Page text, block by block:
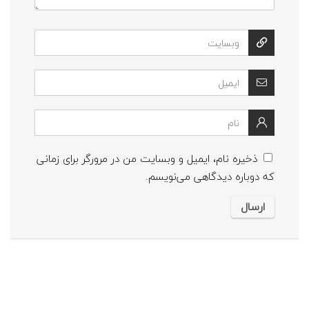
ذخیره نام، ایمیل و وبسایت من در مرورگر برای زمانی
که دوباره دیدگاهی می‌نویسم.